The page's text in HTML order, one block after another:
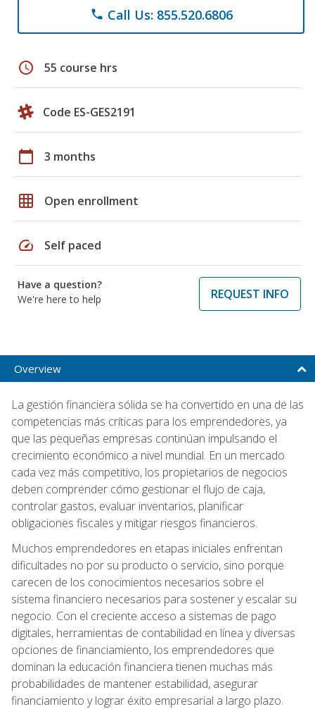
phone Call Us: 855.520.6806
schedule 55 course hrs
Code ES-GES2191
calendar_today 3 months
grid_on Open enrollment
speed Self paced
Have a question?
We're here to help
REQUEST INFO
Overview
La gestión financiera sólida se ha convertido en una de las
competencias más críticas para los emprendedores, ya
que las pequeñas empresas continúan impulsando el
crecimiento económico a nivel mundial. En un mercado
cada vez más competitivo, los propietarios de negocios
deben comprender cómo gestionar el flujo de caja,
controlar gastos, evaluar inventarios, planificar
obligaciones fiscales y mitigar riesgos financieros.
Muchos emprendedores en etapas iniciales enfrentan
dificultades no por su producto o servicio, sino porque
carecen de los conocimientos necesarios sobre el
sistema financiero necesarios para sostener y escalar su
negocio. Con el creciente acceso a sistemas de pago
digitales, herramientas de contabilidad en línea y diversas
opciones de financiamiento, los emprendedores que
dominan la educación financiera tienen muchas más
probabilidades de mantener estabilidad, asegurar
financiamiento y lograr éxito empresarial a largo plazo.